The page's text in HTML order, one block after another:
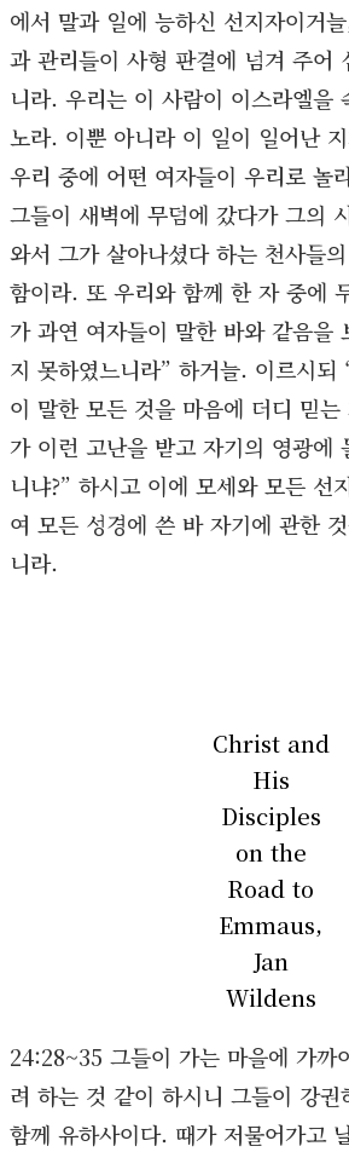
에서 말과 일에 능하신 선지자이거
과 관리들이 사형 판결에 넘겨 주어
니라. 우리는 이 사람이 이스라엘을
노라. 이뿐 아니라 이 일이 일어난
우리 중에 어떤 여자들이 우리로 놀
그들이 새벽에 무덤에 갔다가 그의
와서 그가 살아나셨다 하는 천사들
함이라. 또 우리와 함께 한 자 중에
가 과연 여자들이 말한 바와 같음을
지 못하였느니라” 하거늘. 이르시되
이 말한 모든 것을 마음에 더디 믿
가 이런 고난을 받고 자기의 영광에
니냐?” 하시고 이에 모세와 모든 선
여 모든 성경에 쓴 바 자기에 관한
니라.
Christ and
His
Disciples
on the
Road to
Emmaus,
Jan
Wildens
24:28~35 그들이 가는 마을에 가까
려 하는 것 같이 하시니 그들이 강
함께 유하사이다. 때가 저물어가고